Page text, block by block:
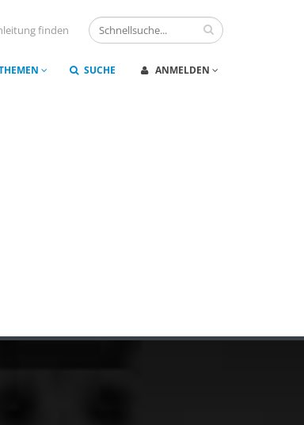
finden
SUCHE ANMELDEN